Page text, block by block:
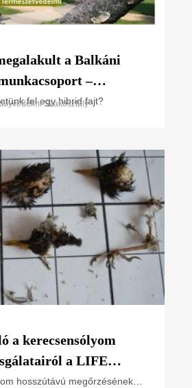
a Balkáni
–
hibridizáció rejtélye
fel egy hibrid fajt?
Szakosztály
a kerecsensólyom
a LIFE
projekt 2025. évi
hosszútávú megőrzésének